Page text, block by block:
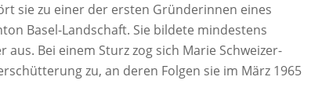
sie zu einer der ersten Gründerinnen eines
Basel-Landschaft. Sie bildete mindestens
aus. Bei einem Sturz zog sich Marie Schweizer-
zu, an deren Folgen sie im März 1965